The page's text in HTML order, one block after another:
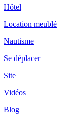
Hôtel
Location meublé
Nautisme
Se déplacer
Site
Vidéos
Blog